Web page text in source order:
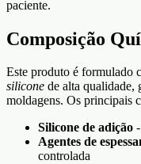
paciente.
Composição
Este produto é formulado
silicone de alta qualidade,
moldagens. Os principais
Silicone de adição
Agentes de
controlada